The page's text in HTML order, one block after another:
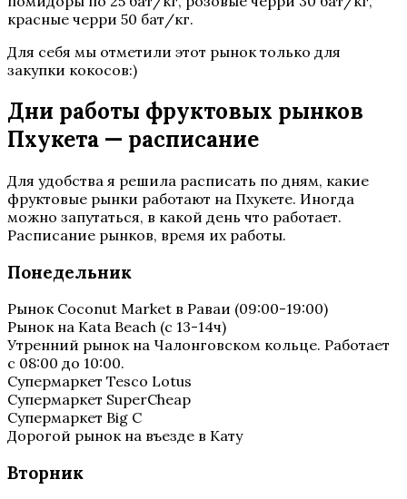
красные черри 50 бат/кг.
Для себя мы отметили этот рынок только для
закупки кокосов:)
Дни работы фруктовых рынков
Пхукета — расписание
Для удобства я решила расписать по дням, какие
фруктовые рынки работают на Пхукете. Иногда
можно запутаться, в какой день что работает.
Расписание рынков, время их работы.
Понедельник
Рынок Coconut Market в Раваи (09:00-19:00)
Рынок на Kata Beach (с 13-14ч)
Утренний рынок на Чалонговском кольце. Работает
с 08:00 до 10:00.
Супермаркет Tesco Lotus
Супермаркет SuperCheap
Супермаркет Big C
Дорогой рынок на въезде в Кату
Вторник